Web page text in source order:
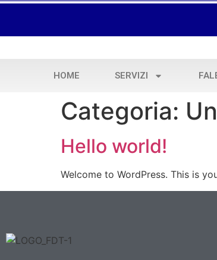
contenuto
HOME SERVIZI
Categoria:
Hello world!
Welcome to WordPress. This is